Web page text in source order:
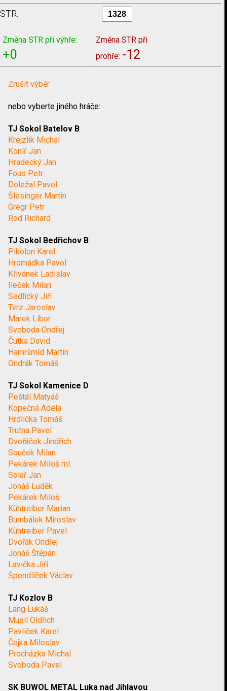
STR:
Změna STR při výhře:
+0
Změna STR při
prohře: -12
Zrušit výběr
nebo vyberte jiného hráče:
TJ Sokol Batelov B
Krejzlík Michal
Koníř Jan
Hradecký Jan
Fous Petr
Doležal Pavel
Šlesinger Martin
Grégr Petr
Rod Richard
TJ Sokol Bedřichov B
Pikolon Karel
Hromádka Pavol
Křivánek Ladislav
Ileček Milan
Sedlický Jiří
Tvrz Jaroslav
Marek Libor
Svoboda Ondřej
Čutka David
Hamršmíd Martin
Ondrák Tomáš
TJ Sokol Kamenice D
Peštál Matyáš
Kopečná Adéla
Hrdlička Tomáš
Trutna Pavel
Dvořáček Jindřich
Souček Milan
Pekárek Miloš ml.
Solař Jan
Jonáš Luděk
Pekárek Miloš
Kühtreiber Marian
Bumbálek Miroslav
Kühtreiber Pavel
Dvořák Ondřej
Jonáš Štěpán
Lavička Jiří
Špendlíček Václav
TJ Kozlov B
Lang Lukáš
Musil Oldřich
Pavlíček Karel
Čejka Miloslav
Procházka Michal
Svoboda Pavel
SK BUWOL METAL Luka nad Jihlavou